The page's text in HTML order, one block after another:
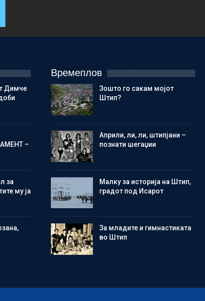
Димче
–
за
му ја
Времеплов
Зошто го сакам мојот
Штип?
Aприли, ли, ли, штипјани –
познати шегаџии
Малку за историја на Штип,
градот под Исарот
Зa младите и гимнастиката
во Штип